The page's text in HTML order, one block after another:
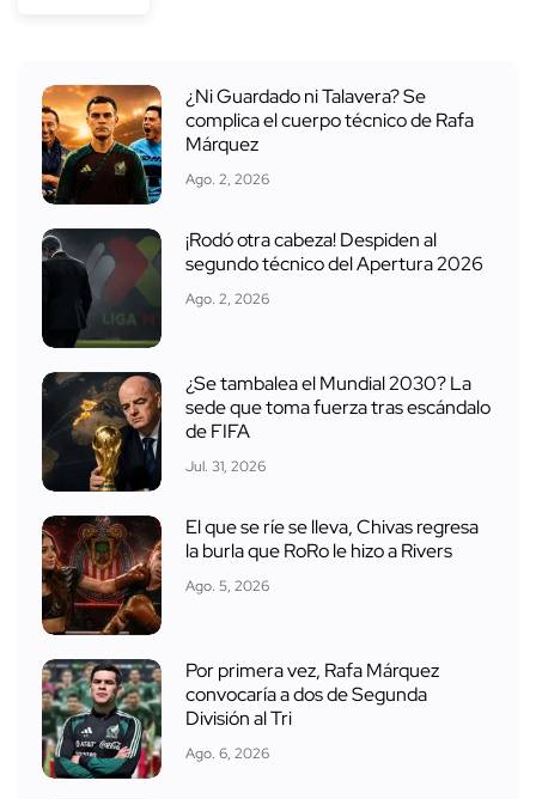
¿Ni Guardado ni Talavera? Se
complica el cuerpo técnico de Rafa
Márquez
Ago. 2, 2026
¡Rodó otra cabeza! Despiden al
segundo técnico del Apertura 2026
Ago. 2, 2026
¿Se tambalea el Mundial 2030? La
sede que toma fuerza tras escándalo
de FIFA
Jul. 31, 2026
El que se ríe se lleva, Chivas regresa
la burla que RoRo le hizo a Rivers
Ago. 5, 2026
Por primera vez, Rafa Márquez
convocaría a dos de Segunda
División al Tri
Ago. 6, 2026